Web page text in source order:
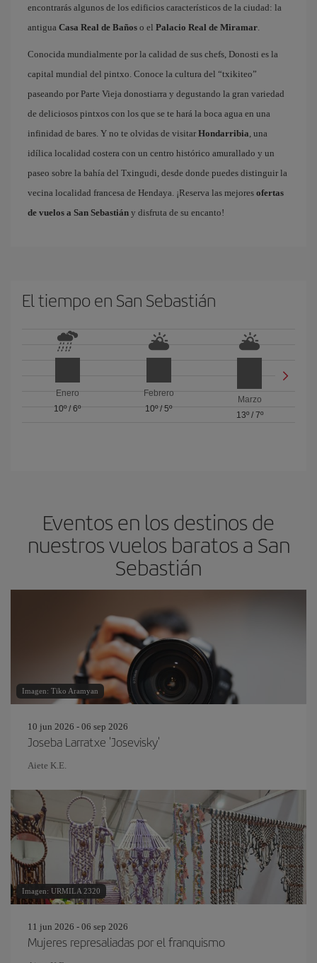
encontrarás algunos de los edificios característicos de la ciudad: la
antigua Casa Real de Baños o el Palacio Real de Miramar.
Conocida mundialmente por la calidad de sus chefs, Donosti es la
capital mundial del pintxo. Conoce la cultura del “txikiteo”
paseando por Parte Vieja donostiarra y degustando la gran variedad
de deliciosos pintxos con los que se te hará la boca agua en una
infinidad de bares. Y no te olvidas de visitar Hondarribia, una
idílica localidad costera con un centro histórico amurallado y un
paseo sobre la bahía del Txingudi, desde donde puedes distinguir la
vecina localidad francesa de Hendaya. ¡Reserva las mejores ofertas
de vuelos a San Sebastián y disfruta de su encanto!
El tiempo en San Sebastián
Enero
10º/6º
Febrero
10º/ 5º
Marzo
13º/ 7º
Eventos en los destinos de
nuestros vuelos baratos a San
Sebastián
Imagen: Tiko Aramyan
10 jun 2026 - 06 sep 2026
Joseba Larratxe 'Josevisky'
Aiete K.E.
Imagen: URMILA 2320
11 jun 2026 - 06 sep 2026
Mujeres represaliadas por el franquismo